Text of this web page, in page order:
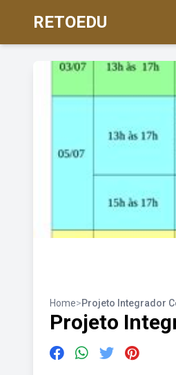
RETOEDU
Home>Projeto Integrador
Projeto